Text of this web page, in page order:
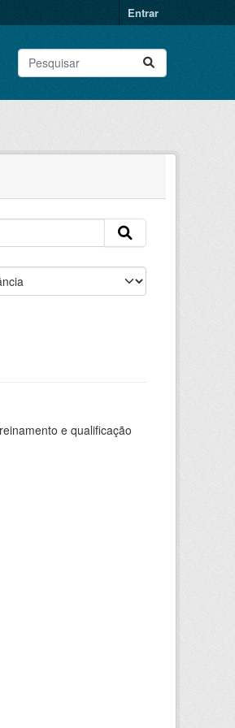
Entrar
e qualificação